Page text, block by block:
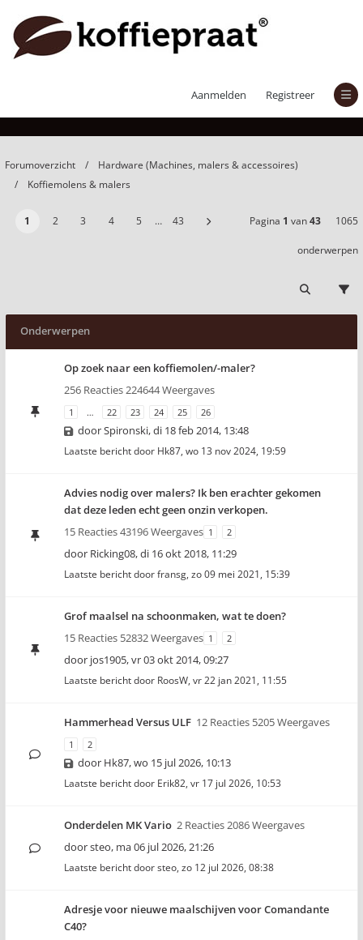
Aanmelden Registreer
Koffiemolens & malers
Forumoverzicht
Hardware (Machines, malers & accessoires)
Koffiemolens & malers
1 2 3 4 5 … 43 Pagina 1 van43 1065
onderwerpen
Onderwerpen
Op zoek naar een koffiemolen/-maler?
256 Reacties 224644 Weergaves
1 … 22 23 24 25 26
doorSpironski,di 18 feb 2014, 13:48
Laatste bericht door Hk87, wo 13 nov 2024, 19:59
Advies nodig over malers? Ik ben erachter gekomen
dat deze leden echt geen onzin verkopen.
15 Reacties 43196 Weergaves 1 2
door Ricking08,di 16 okt 2018, 11:29
Laatste bericht doorfransg, zo 09 mei 2021, 15:39
Grof maalsel na schoonmaken, wat te doen?
15 Reacties 52832 Weergaves 1 2
door jos1905,vr 03 okt 2014, 09:27
Laatste bericht door RoosW, vr 22 jan 2021, 11:55
Hammerhead Versus ULF 12 Reacties 5205 Weergaves
1 2
door Hk87,wo 15 jul 2026, 10:13
Laatste bericht door Erik82, vr 17 jul 2026, 10:53
Onderdelen MK Vario 2 Reacties 2086 Weergaves
doorsteo, ma 06 jul 2026, 21:26
Laatste bericht doorsteo, zo 12 jul 2026, 08:38
Adresje voor nieuwe maalschijven voor Comandante
C40?